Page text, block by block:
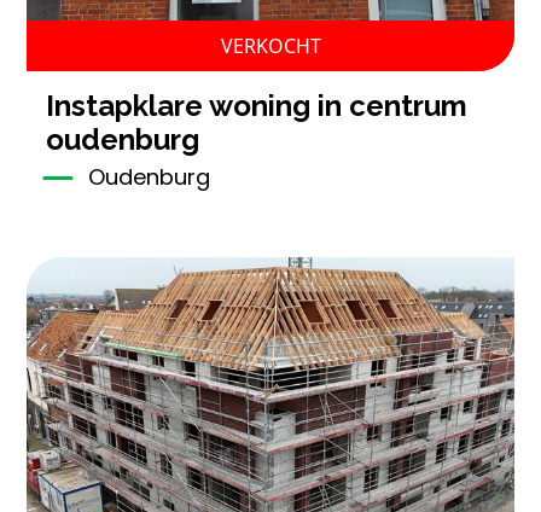
VERKOCHT
instapklare woning in centrum
oudenburg
Oudenburg
2 122 m² 1